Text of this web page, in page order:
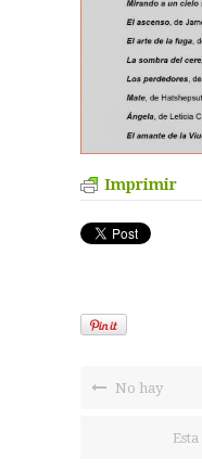
Imprimir
No hay